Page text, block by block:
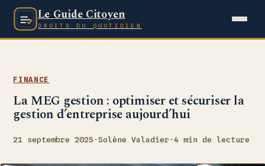
Le Guide Citoyen
DROITS DU QUOTIDIEN
FINANCE
La MEG gestion : optimiser et sécuriser la
gestion d’entreprise aujourd’hui
21 septembre 2025 ·Solène Valadier ·4 min de lecture